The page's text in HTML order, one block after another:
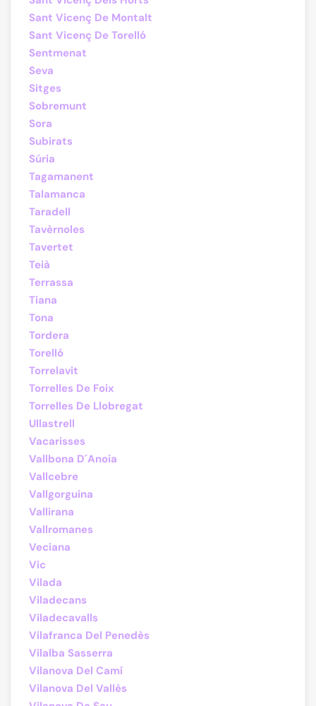
Sant Vicenç De Montalt
Sant Vicenç De Torelló
Sentmenat
Seva
Sitges
Sobremunt
Sora
Subirats
Súria
Tagamanent
Talamanca
Taradell
Tavèrnoles
Tavertet
Teià
Terrassa
Tiana
Tona
Tordera
Torelló
Torrelavit
Torrelles De Foix
Torrelles De Llobregat
Ullastrell
Vacarisses
Vallbona D´Anoia
Vallcebre
Vallgorguina
Vallirana
Vallromanes
Veciana
Vic
Vilada
Viladecans
Viladecavalls
Vilafranca Del Penedès
Vilalba Sasserra
Vilanova Del Camí
Vilanova Del Vallès